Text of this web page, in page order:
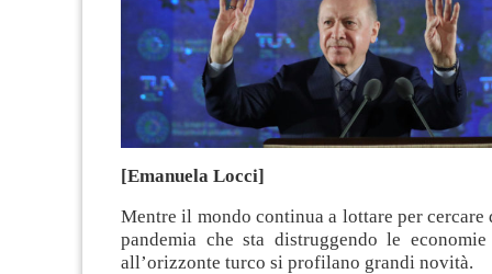
[Emanuela Locci]
Mentre il mondo continua a lottare per cercare
pandemia che sta distruggendo le
all’orizzonte turco si profilano grandi novità.